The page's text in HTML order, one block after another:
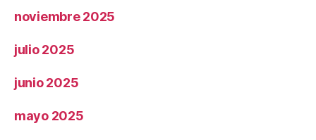
noviembre 2025
julio 2025
junio 2025
mayo 2025